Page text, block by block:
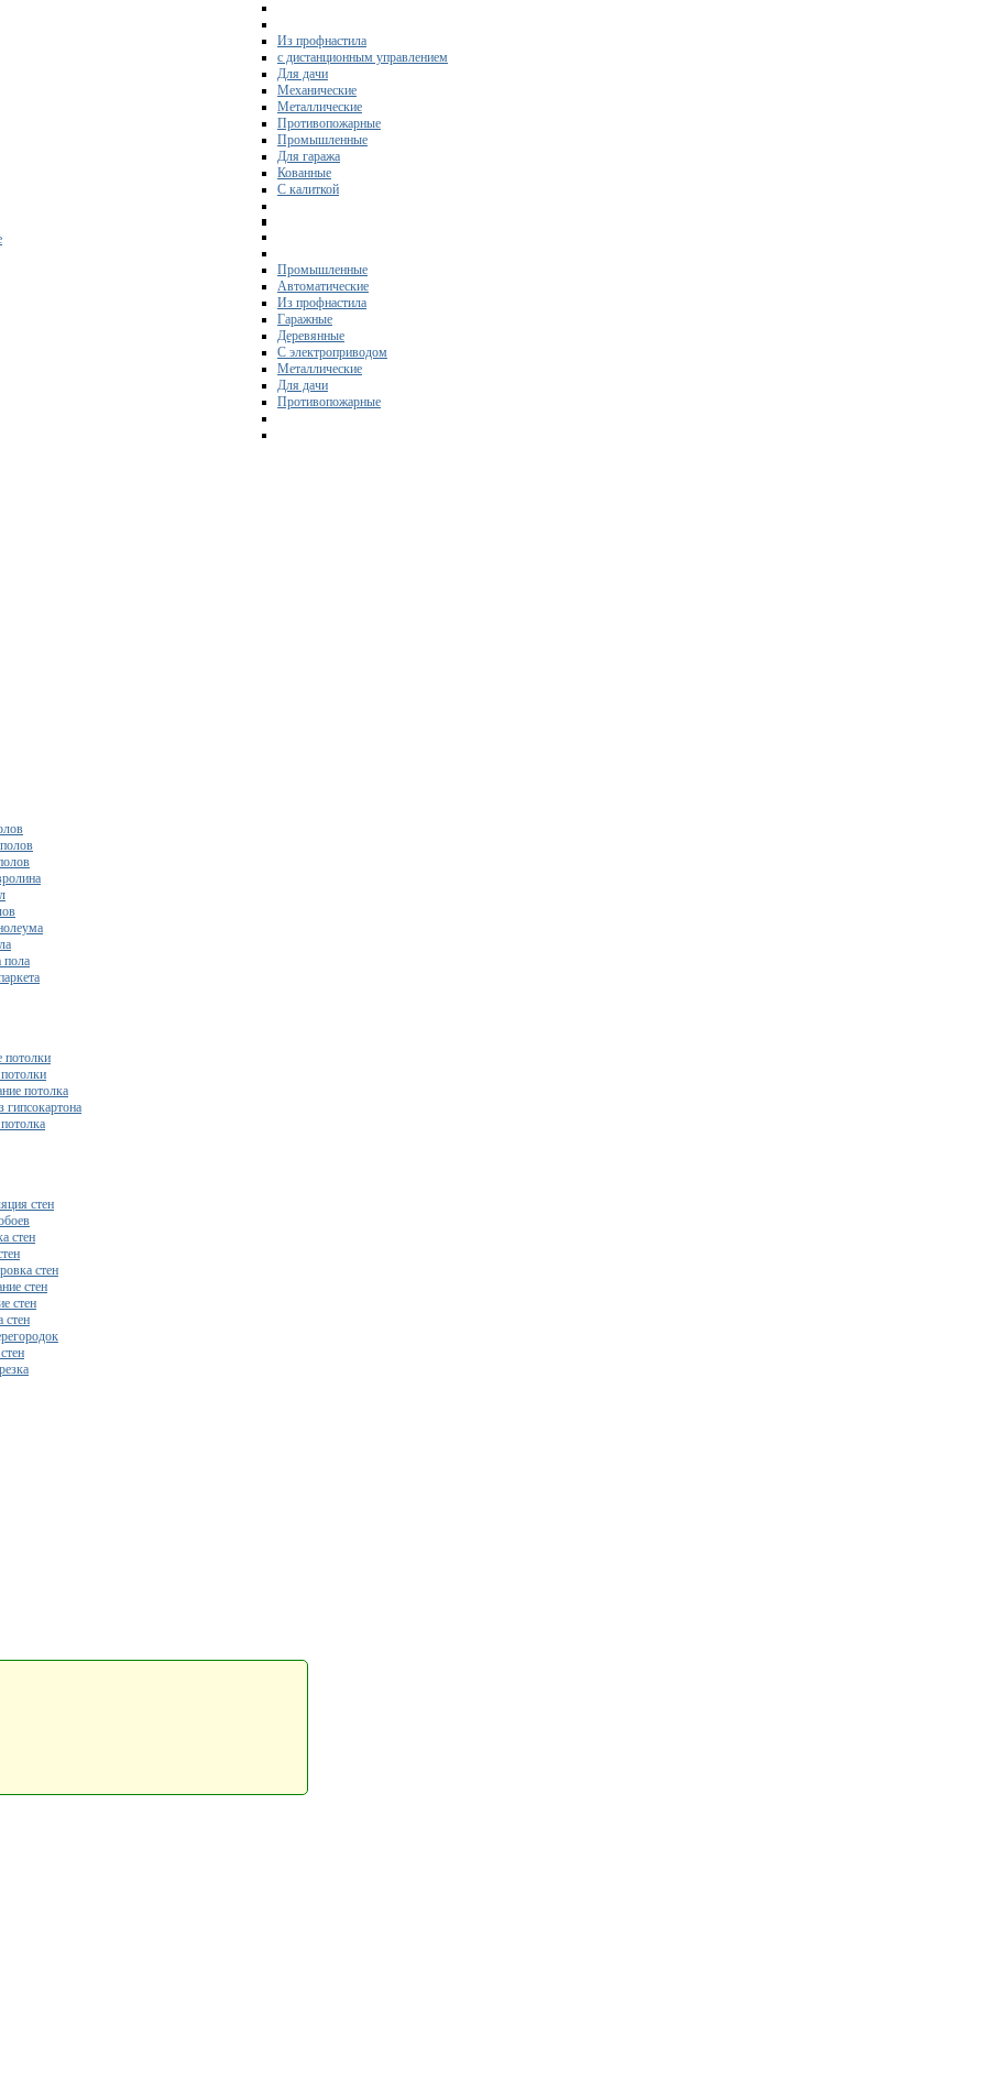
Из профнастила
с дистанционным управлением
Для дачи
Механические
Металлические
Противопожарные
Промышленные
Для гаража
Кованные
С калиткой
Промышленные
Автоматические
Из профнастила
Гаражные
Деревянные
С электроприводом
Металлические
Для дачи
Противопожарные
потолки
потолка
гипсокартона
стен
стен
стен
стен
стен
стен
расчет сметы исходя из вашего бюджета!